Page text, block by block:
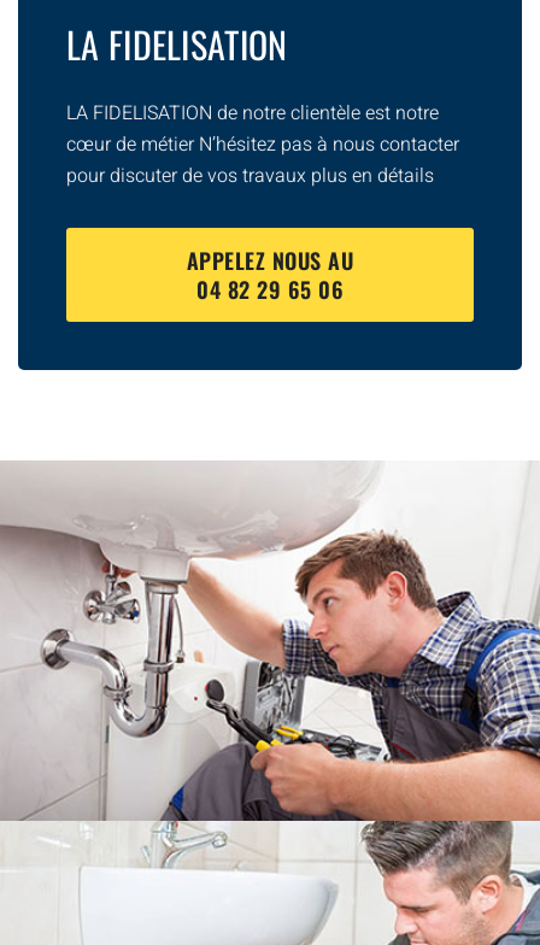
LA FIDELISATION
LA FIDELISATION de notre clientèle est notre
cœur de métier N’hésitez pas à nous contacter
pour discuter de vos travaux plus en détails
APPELEZ NOUS AU
04 82 29 65 06